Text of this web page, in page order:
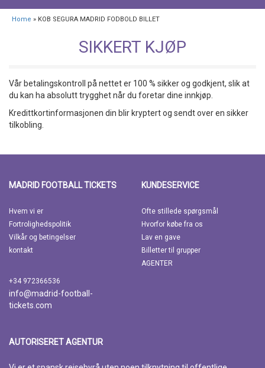
Home » KOB SEGURA MADRID FODBOLD BILLET
SIKKERT KJØP
Vår betalingskontroll på nettet er 100 % sikker og godkjent, slik at
du kan ha absolutt trygghet når du foretar dine innkjøp.
Kredittkortinformasjonen din blir kryptert og sendt over en sikker
tilkobling.
MADRID FOOTBALL TICKETS
Hvem vi er
Fortrolighedspolitik
Vilkår og betingelser
kontakt
+34 972366536
info@madrid-football-
tickets.com
KUNDESERVICE
Ofte stillede spørgsmål
Hvorfor købe fra os
Lav en gave
Billetter til grupper
AGENTER
AUTORISERET AGENTUR